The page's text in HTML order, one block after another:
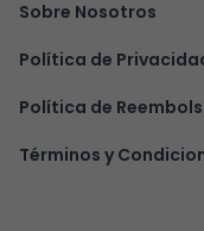
Sobre Nosotros
Política de
Política de
Términos y